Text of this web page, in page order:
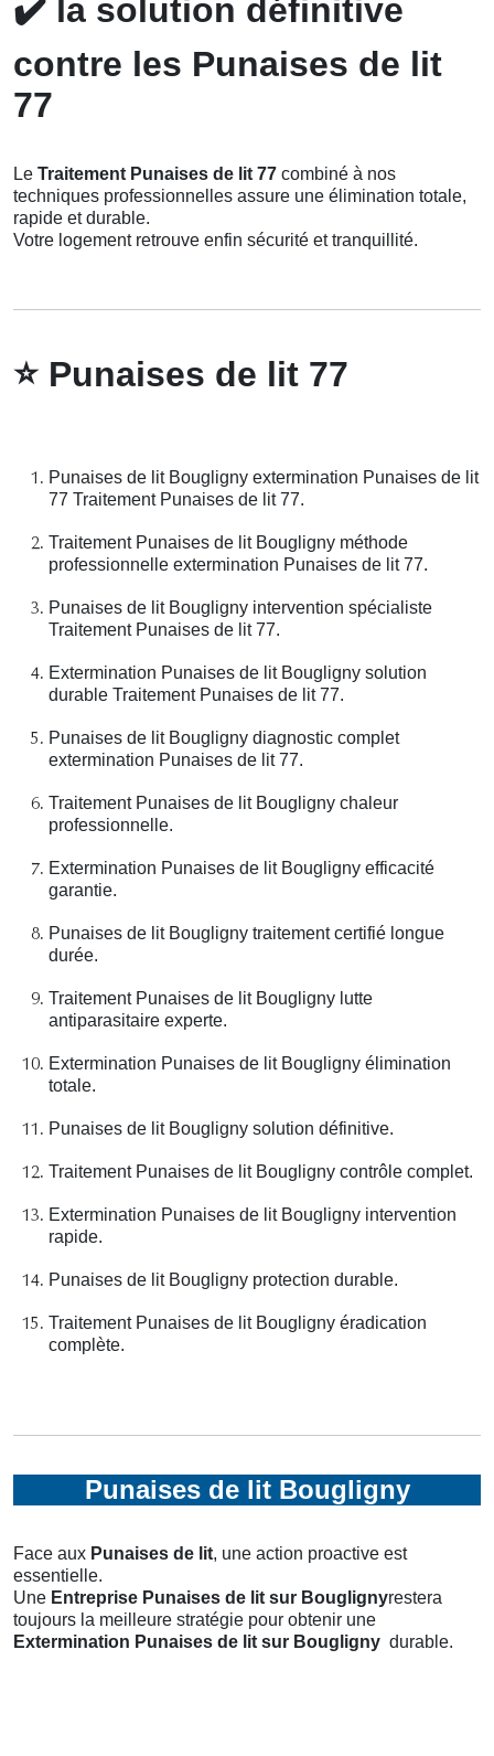
✔️ la solution définitive
contre les Punaises de lit
77
Le Traitement Punaises de lit 77 combiné à nos
techniques professionnelles assure une élimination totale,
rapide et durable.
Votre logement retrouve enfin sécurité et tranquillité.
⭐Punaises de lit 77
Punaises de lit Bougligny extermination Punaises de lit
77 Traitement Punaises de lit 77.
Traitement Punaises de lit Bougligny méthode
professionnelle extermination Punaises de lit 77.
Punaises de lit Bougligny intervention spécialiste
Traitement Punaises de lit 77.
Extermination Punaises de lit Bougligny solution
durable Traitement Punaises de lit 77.
Punaises de lit Bougligny diagnostic complet
extermination Punaises de lit 77.
Traitement Punaises de lit Bougligny chaleur
professionnelle.
Extermination Punaises de lit Bougligny efficacité
garantie.
Punaises de lit Bougligny traitement certifié longue
durée.
Traitement Punaises de lit Bougligny lutte
antiparasitaire experte.
Extermination Punaises de lit Bougligny élimination
totale.
Punaises de lit Bougligny solution définitive.
Traitement Punaises de lit Bougligny contrôle complet.
Extermination Punaises de lit Bougligny intervention
rapide.
Punaises de lit Bougligny protection durable.
Traitement Punaises de lit Bougligny éradication
complète.
Punaises de lit Bougligny
Face aux Punaises de lit, une action proactive est
essentielle.
Une Entreprise Punaises de lit sur Bouglignyrestera
toujours la meilleure stratégie pour obtenir une
Extermination Punaises de lit sur Bougligny durable.